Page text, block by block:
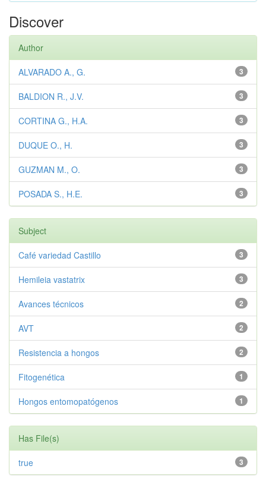
Discover
Author
3
ALVARADO A., G.
3
BALDION R., J.V.
3
CORTINA G., H.A.
3
DUQUE O., H.
3
GUZMAN M., O.
3
POSADA S., H.E.
Subject
3
Café variedad Castillo
3
Hemileia vastatrix
2
Avances técnicos
2
AVT
2
Resistencia a hongos
1
Fitogenética
1
Hongos entomopatógenos
Has File(s)
3
true